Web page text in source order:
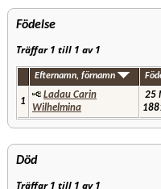
Födelse
Träffar 1 till 1 av 1
Efternamn, förnamn
1
Ladau Carin
Wilhelmina
25
Död
Träffar 1 till 1 av 1